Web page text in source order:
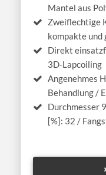
Mantel aus
Zweiflechtige
kompakte
Direkt
3D-Lapcoiling
Angenehmes
Behandlung /
Durchmesser
[%]: 32 /